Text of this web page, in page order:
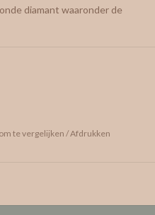
diamant waaronder de
worden.
nog een gravure gezet
te vergelijken /Afdrukken